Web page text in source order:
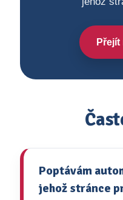
Poptávám
jehož stránce